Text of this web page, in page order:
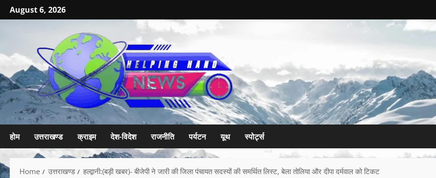
August 6, 2026
होम उत्तराखण्ड क्राइम देश-विदेश राजनीति पर्यटन यूथ स्पोर्ट्स
Home उत्तराखण्ड हल्द्वानी:(बड़ी खबर)- बीजेपी ने जारी की जिला पंचायत सदस्यों की समर्थित लिस्ट, बेला तोलिया और दीपा दर्मवाल को टिकट